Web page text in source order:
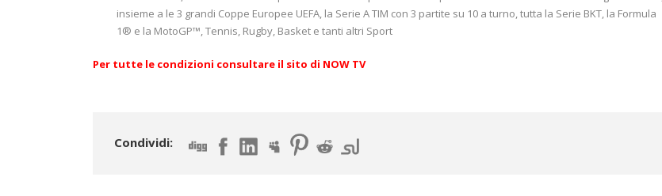
insieme a le 3 grandi Coppe Europee UEFA, la Serie A TIM con 3 partite su 10 a turno, tutta la Serie BKT, la Formula
1® e la MotoGP™, Tennis, Rugby, Basket e tanti altri Sport
Per tutte le condizioni consultare il sito di NOW TV
Condividi: